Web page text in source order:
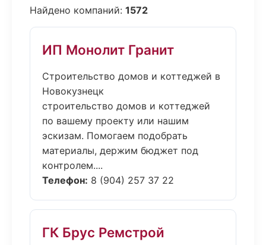
Найдено компаний: 1572
ИП Монолит Гранит
Строительство домов и коттеджей в
Новокузнецк
строительство домов и коттеджей
по вашему проекту или нашим
эскизам. Помогаем подобрать
материалы, держим бюджет под
контролем....
Телефон: 8 (904) 257 37 22
ГК Брус Ремстрой